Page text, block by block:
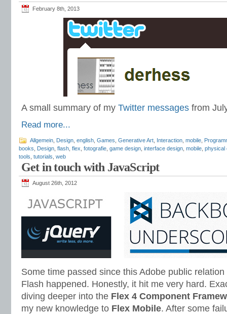
February 8th, 2013
A small summary of my Twitter messages from
Read more...
Allgemein Design english Games Generative Art Interaction mobile
books
Design flash flex fotografie game design interface design mobile physical
tools tutorials web
Get in touch with JavaScript
August 26th, 2012
Some time passed since this Adobe public
Flash happened. Honestly, it hit me very hard.
diving deeper into the Flex 4 Component
my new knowledge to Flex Mobile. After some